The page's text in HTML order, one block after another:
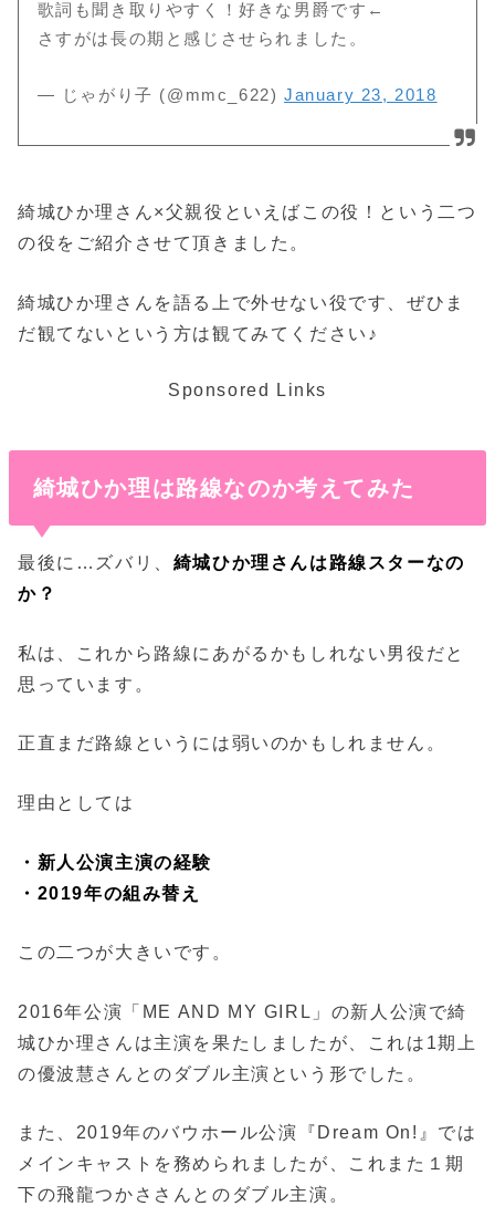
歌詞も聞き取りやすく！好きな男爵です←
さすがは長の期と感じさせられました。
— じゃがり子 (@mmc_622)January 23, 2018
綺城ひか理さん×父親役といえばこの役！という二つ
の役をご紹介させて頂きました。
綺城ひか理さんを語る上で外せない役です、ぜひま
だ観てないという方は観てみてください♪
Sponsored Links
綺城ひか理は路線なのか考えてみた
最後に…ズバリ、 綺城ひか理さんは路線スターなの
か？
私は、これから路線にあがるかもしれない男役だと
思っています。
正直まだ路線というには弱いのかもしれません。
理由としては
・新人公演主演の経験
・2019年の組み替え
この二つが大きいです。
2016年公演「ME AND MY GIRL」の新人公演で綺
城ひか理さんは主演を果たしましたが、これは1期上
の優波慧さんとのダブル主演という形でした。
また、2019年のバウホール公演『Dream On!』では
メインキャストを務められましたが、これまた１期
下の飛龍つかささんとのダブル主演。